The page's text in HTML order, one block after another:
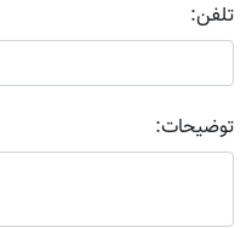
تلفن:
توضیحات: